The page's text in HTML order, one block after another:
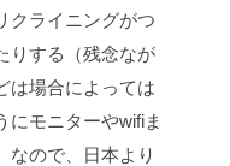
クライニングがつ
りする（残念なが
は場合によっては
にモニターやwifiま
なので、日本より